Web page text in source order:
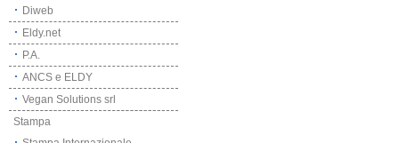
Diweb
Eldy.net
P.A.
ANCS e ELDY
Vegan Solutions srl
Stampa